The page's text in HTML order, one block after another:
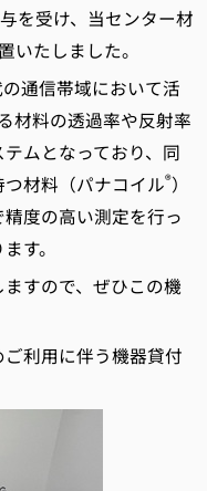
を受け、当センター材
いたしました。
通信帯域において活
材料の透過率や反射率
ムとなっており、同
材料（パナコイル®）
度の高い測定を行っ
す。
すので、ぜひこの機
利用に伴う機器貸付